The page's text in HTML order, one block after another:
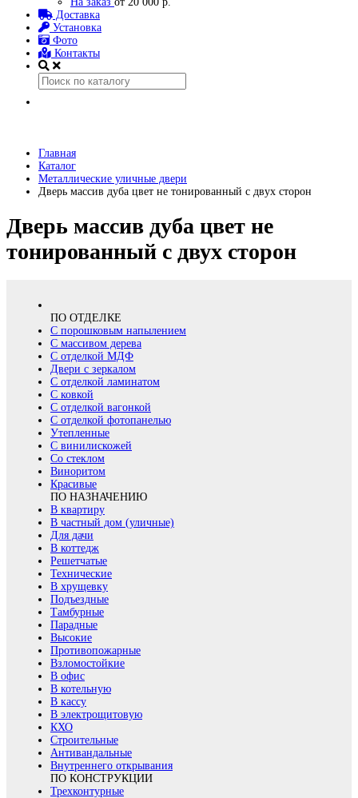
Доставка
Установка
Фото
Контакты
Главная
Каталог
Металлические уличные двери
Дверь массив дуба цвет не тонированный с двух сторон
Дверь массив дуба цвет не
тонированный с двух сторон
ПО ОТДЕЛКЕ
С порошковым напылением
С массивом дерева
С отделкой МДФ
Двери с зеркалом
С отделкой ламинатом
С ковкой
С отделкой вагонкой
С отделкой фотопанелью
Утепленные
С винилискожей
Со стеклом
Виноритом
Красивые
ПО НАЗНАЧЕНИЮ
В квартиру
В частный дом (уличные)
Для дачи
В коттедж
Решетчатые
Технические
В хрущевку
Подъездные
Тамбурные
Парадные
Высокие
Противопожарные
Взломостойкие
В офис
В котельную
В кассу
В электрощитовую
КХО
Строительные
Антивандальные
Внутреннего открывания
ПО КОНСТРУКЦИИ
Трехконтурные